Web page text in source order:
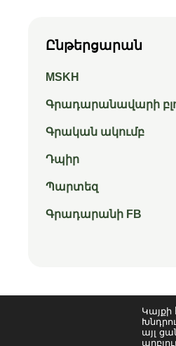
Ընթերցարան
MSKH
Գրադարանավարի
Գրական ակումբ
Դպիր
Պարտեզ
Գրադարանի FB
Կայքի
այլ